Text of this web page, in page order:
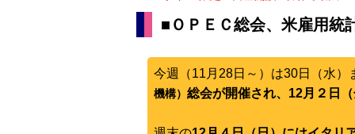
■ＯＰＥＣ総会、米雇用統
今週（11月28日～）は30日（水）
機構） 総会が開催され、12月２日